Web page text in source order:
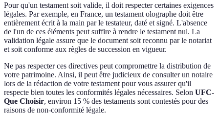
Pour qu'un testament soit valide, il doit respecter certaines exigences
légales. Par exemple, en France, un testament olographe doit être
entièrement écrit à la main par le testateur, daté et signé. L'absence
de l'un de ces éléments peut suffire à rendre le testament nul. La
validation légale assure que le document soit reconnu par le notariat
et soit conforme aux règles de succession en vigueur.
Ne pas respecter ces directives peut compromettre la distribution de
votre patrimoine. Ainsi, il peut être judicieux de consulter un notaire
lors de la rédaction de votre testament pour vous assurer qu'il
respecte bien toutes les conformités légales nécessaires. Selon UFC-
Que Choisir, environ 15 % des testaments sont contestés pour des
raisons de non-conformité légale.